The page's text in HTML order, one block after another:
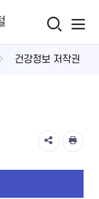
건강정보 저작권